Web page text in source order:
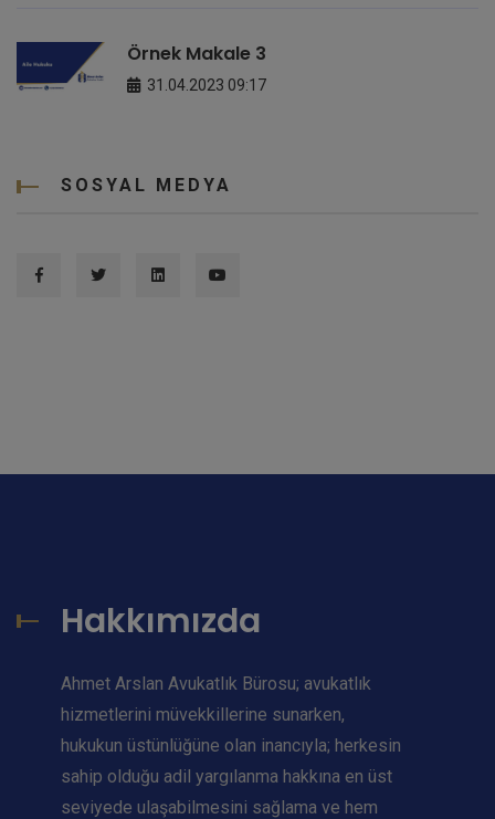
Örnek Makale 3
31.04.2023 09:17
SOSYAL MEDYA
Hakkımızda
Ahmet Arslan Avukatlık Bürosu; avukatlık
hizmetlerini müvekkillerine sunarken,
hukukun üstünlüğüne olan inancıyla; herkesin
sahip olduğu adil yargılanma hakkına en üst
seviyede ulaşabilmesini sağlama ve hem